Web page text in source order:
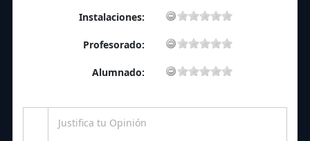
Instalaciones:
Profesorado:
Alumnado: